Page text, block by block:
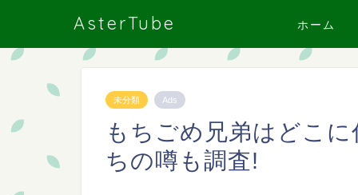
AsterTube ホーム
未分類 Ads
もちごめ兄弟はどこ
ちの噂も調査!